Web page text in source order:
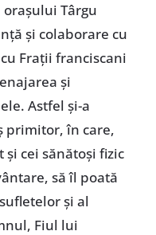
Târgu
și colaborare cu
Frații franciscani
și
Astfel și-a
primitor, în care,
cei sănătoși fizic
să îl poată
și al
Fiul lui